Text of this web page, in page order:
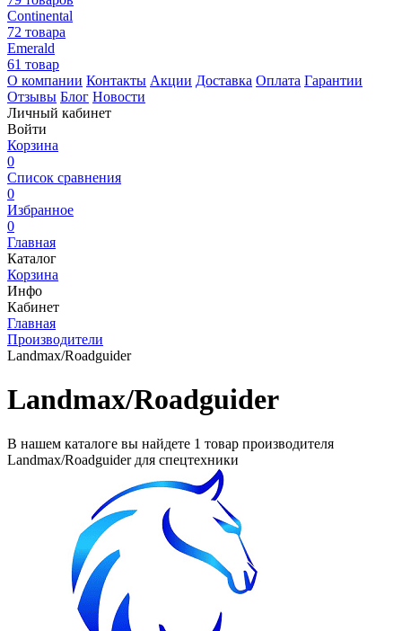
Continental
72 товара
Emerald
61 товар
О компании Контакты Акции Доставка Оплата Гарантии
Отзывы Блог Новости
Личный кабинет
Войти
Корзина
0
Список сравнения
0
Избранное
0
Главная
Каталог
Корзина
Инфо
Кабинет
Главная
Производители
Landmax/Roadguider
Landmax/Roadguider
В нашем каталоге вы найдете 1 товар производителя
Landmax/Roadguiderдля спецтехники